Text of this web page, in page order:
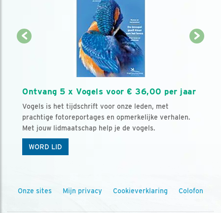
Ontvang 5 x Vogels voor € 36,00 per jaar
Vogels is het tijdschrift voor onze leden, met
prachtige fotoreportages en opmerkelijke verhalen.
Met jouw lidmaatschap help je de vogels.
WORD LID
Onze sites Mijn privacy Cookieverklaring Colofon